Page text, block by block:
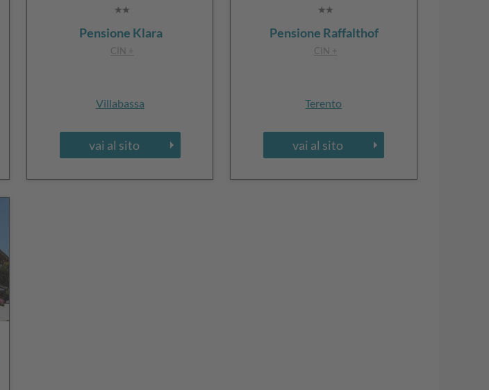
Pensione Klara
CIN +
Villabassa
vai al sito
Pensione Raffalthof
CIN +
Terento
vai al sito